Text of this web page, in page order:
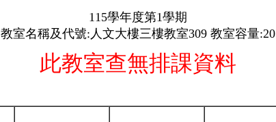
115學年度第1學期
教室名稱及代號:人文大樓三樓教室309 教室容量:20
此教室查無排課資料